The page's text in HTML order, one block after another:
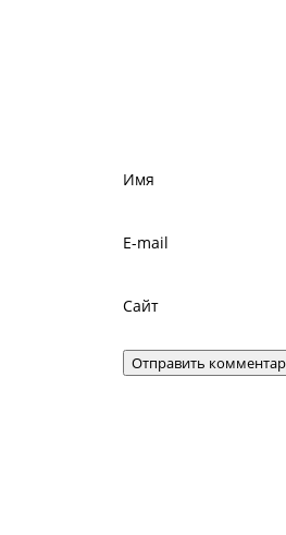
Имя
E-mail
Сайт